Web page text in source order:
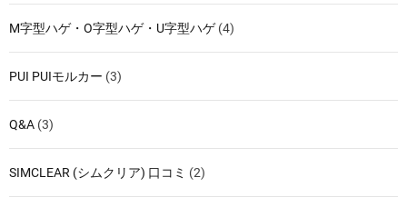
M字型ハゲ・O字型ハゲ・U字型ハゲ(4)
PUI PUIモルカー (3)
Q&A (3)
SIMCLEAR (シムクリア) 口コミ (2)